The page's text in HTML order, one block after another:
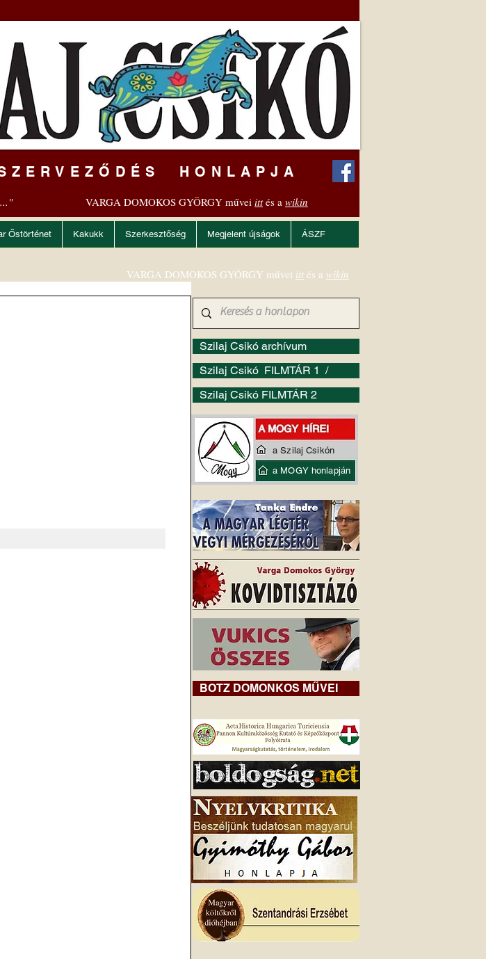
HONLAPJA
VARGA DOMOKOS GYÖRGY művei ittés a wikin
Őstörténet Kakukk Szerkesztőség Megjelent újságok ÁSZF
Szilaj Csikó archívum
Szilaj Csikó FILMTÁR 1 /
Szilaj Csikó FILMTÁR 2
VARGA DOMOKOS GYÖRGY művei itt és a wikin
BOTZ DOMONKOS MŰVEI
a Szilaj Csikón
a MOGY honlapján